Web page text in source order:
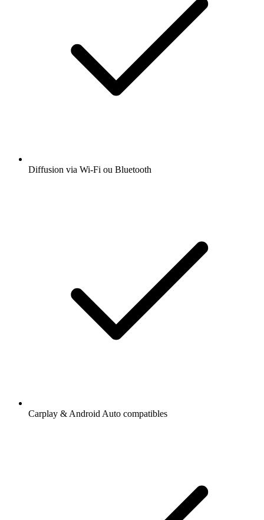
Diffusion via Wi-Fi ou Bluetooth
Carplay & Android Auto compatibles